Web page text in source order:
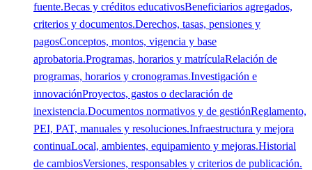
fuente.Becas y créditos educativosBeneficiarios agregados,
criterios y documentos.Derechos, tasas, pensiones y
pagosConceptos, montos, vigencia y base
aprobatoria.Programas, horarios y matrículaRelación de
programas, horarios y cronogramas.Investigación e
innovaciónProyectos, gastos o declaración de
inexistencia.Documentos normativos y de gestiónReglamento,
PEI, PAT, manuales y resoluciones.Infraestructura y mejora
continuaLocal, ambientes, equipamiento y mejoras.Historial
de cambiosVersiones, responsables y criterios de publicación.